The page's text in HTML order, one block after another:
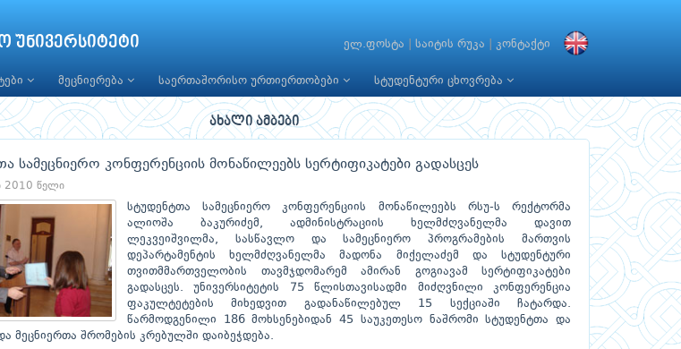
უნივერსიტეტი ელ.ფოსტა საიტის რუკა კონტაქტი
მეცნიერება საერთაშორისო ურთიერთობები სტუდენტური ცხოვრება
ახალი ამბები
სამეცნიერო კონფერენციის მონაწილეებს სერტიფიკატები გადასცეს
2010 წელი
სტუდენტთა სამეცნიერო კონფერენციის მონაწილეებს რსუ-ს რექტორმა
ალიოშა ბაკურიძემ, ადმინისტრაციის ხელმძღვანელმა დავით
ლეკვეიშვილმა, სასწავლო და სამეცნიერო პროგრამების მართვის
დეპარტამენტის ხელმძღვანელმა მადონა მიქელაძემ და სტუდენტური
თვითმმართველობის თავმჯდომარემ ამირან გოგიავამ სერტიფიკატები
გადასცეს. უნივერსიტეტის 75 წლისთავისადმი მიძღვნილი კონფერენცია
ფაკულტეტების მიხედვით გადანაწილებულ 15 სექციაში ჩატარდა.
წარმოდგენილი 186 მოხსენებიდან 45 საუკეთესო ნაშრომი სტუდენტთა და
მეცნიერთა შრომების კრებულში დაიბეჭდება.